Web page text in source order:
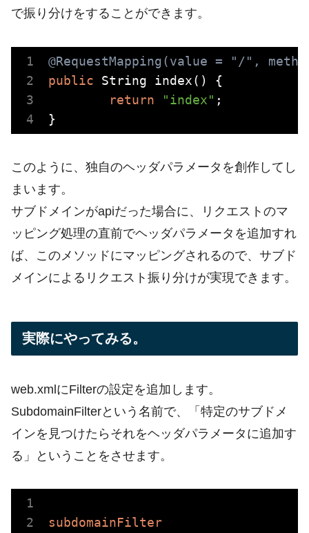
で振り分けをすることができます。
@RequestMapping(value = "/" ,
public String index() {
return
"index" ;
このように、独自のヘッダパラメータを創作してし
まいます。
サブドメインがapiだった場合に、リクエストのマ
ッピング処理の直前でヘッダパラメータを追加すれ
ば、このメソッドにマッピングされるので、サブド
メインによるリクエスト振り分けが実現できます。
実際にやってみる。
web.xmlにFilterの設定を追加します。
SubdomainFilterという名前で、「特定のサブドメ
インを見つけたらそれをヘッダパラメータに追加す
る」ということをさせます。
subdomainFilter